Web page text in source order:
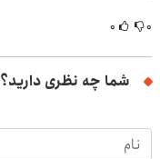
۰ ۰
شما چه نظری دارید؟